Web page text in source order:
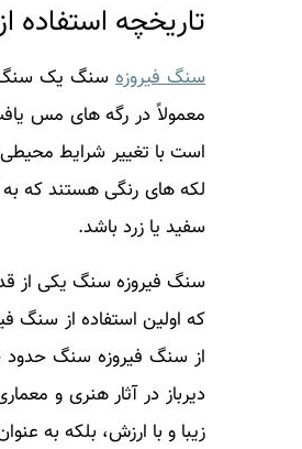
تاریخچه استفاده
سنگ فیروزه سنگ یک سنگ
معمولاً در رگه های مس
است با تغییر شرایط
لکه های رنگی هستند که
سفید یا زرد باشد.
سنگ فیروزه سنگ یکی از
دیرباز در آثار هنری و
زیبا و با ارزش، بلکه به